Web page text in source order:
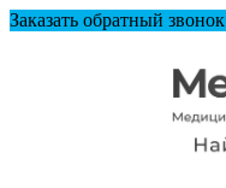
Заказать обратный звонок